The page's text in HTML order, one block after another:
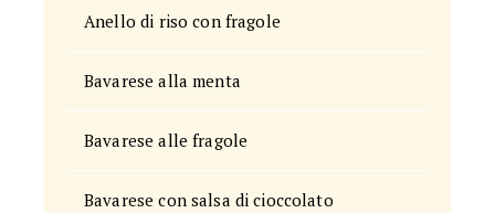
Anello di riso con fragole
Bavarese alla menta
Bavarese alle fragole
Bavarese con salsa di cioccolato